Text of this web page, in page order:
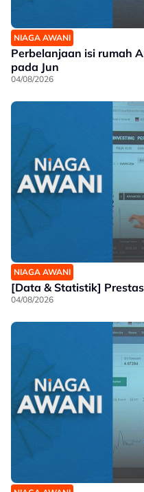
NIAGA AWANI
Perbelanjaan isi rumah
pada Jun
04/08/2026
NIAGA AWANI
[Data & Statistik]
04/08/2026